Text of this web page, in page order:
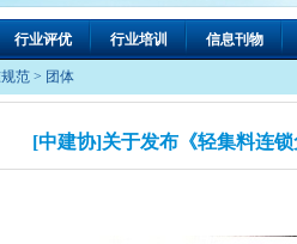
行业评优 行业培训 信息刊物
范 > 团体
[中建协]关于发布《轻集料连